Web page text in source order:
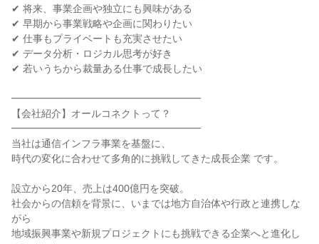
✔ 将来、事業企画や独立にも興味がある
✔ 早期から事業戦略や企画に関わりたい
✔ 仕事もプライベートも充実させたい
✔ データ分析・ロジカル思考が好き
✔ 若いうちから裁量ある仕事で成長したい
━━━━━━━━━━━━━━━━━━━
【会社紹介】オールコネクトって？
━━━━━━━━━━━━━━━━━━━
当社は通信インフラ事業を基盤に、
時代の変化に合わせて多角的に挑戦してきた成長企業 です。
設立から20年、売上は400億円を突破。
社会からの信頼を背景に、いまでは地方自治体や行政と連携しな
がら
地域振興事業や新規プロジェクトにも挑戦できる企業へと進化し